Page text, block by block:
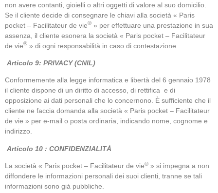
non avere contanti, gioielli o altri oggetti di valore al suo domicilio.
Se il cliente decide di consegnare le chiavi alla società « Paris
pocket – Facilitateur de vie® » per effettuare una prestazione in sua
assenza, il cliente esonera la società « Paris pocket – Facilitateur
de vie® » di ogni responsabilità in caso di contestazione.
Articolo 9: PRIVACY (CNIL)
Conformemente alla legge informatica e libertà del 6 gennaio 1978
il cliente dispone di un diritto di accesso, di rettifica e di
opposizione ai dati personali che lo concernono. È sufficiente che il
cliente ne faccia domanda alla società « Paris pocket – Facilitateur
de vie » per e-mail o posta ordinaria, indicando nome, cognome e
indirizzo.
Articolo 10 : CONFIDENZIALITÀ
La società « Paris pocket – Facilitateur de vie® » si impegna a non
diffondere le informazioni personali dei suoi clienti, tranne se tali
informazioni sono già pubbliche.